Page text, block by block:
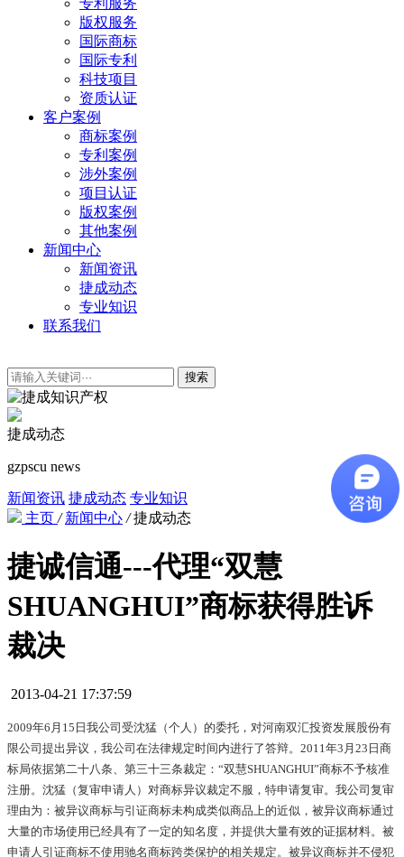
版权服务
国际商标
国际专利
科技项目
资质认证
客户案例
商标案例
专利案例
涉外案例
项目认证
版权案例
其他案例
新闻中心
新闻资讯
捷成动态
专业知识
联系我们
搜索
捷成动态
gzpscu news
新闻资讯 捷成动态 专业知识
主页 / 新闻中心 / 捷成动态
捷诚信通---代理“双慧
SHUANGHUI”商标获得胜诉
裁决
2013-04-21 17:37:59
2009年6月15日我公司受沈猛（个人）的委托，对河南双汇投资发展股份有
限公司提出异议，我公司在法律规定时间内进行了答辩。2011年3月23日商
标局依据第二十八条、第三十三条裁定：“双慧SHUANGHUI”商标不予核准
注册。沈猛（复审申请人）对商标异议裁定不服，特申请复审。我公司复审
理由为：被异议商标与引证商标未构成类似商品上的近似，被异议商标通过
大量的市场使用已经具有了一定的知名度，并提供大量有效的证据材料。被
申请人引证商标不使用驰名商标跨类保护的相关规定。被异议商标并不侵犯